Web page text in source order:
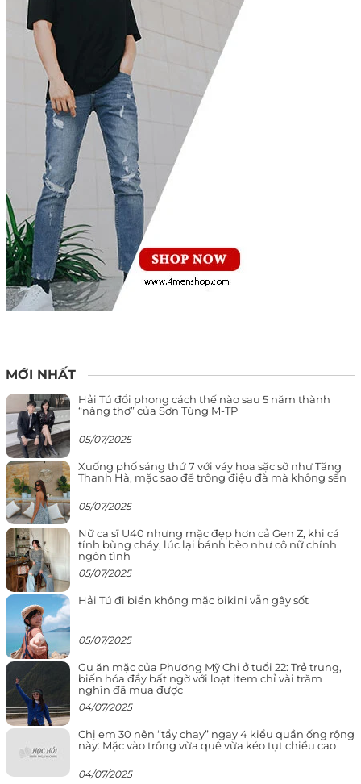
MỚI NHẤT
Hải Tú đổi phong cách thế nào sau 5 năm thành
“nàng thơ” của Sơn Tùng M-TP
05/07/2025
Xuống phố sáng thứ 7 với váy hoa sặc sỡ như Tăng
Thanh Hà, mặc sao để trông điệu đà mà không sến
05/07/2025
Nữ ca sĩ U40 nhưng mặc đẹp hơn cả Gen Z, khi cá
tính bùng cháy, lúc lại bánh bèo như cô nữ chính
ngôn tình
05/07/2025
Hải Tú đi biển không mặc bikini vẫn gây sốt
05/07/2025
Gu ăn mặc của Phương Mỹ Chi ở tuổi 22: Trẻ trung,
biến hóa đầy bất ngờ với loạt item chỉ vài trăm
nghìn đã mua được
04/07/2025
Chị em 30 nên “tẩy chay” ngay 4 kiểu quần ống rộng
này: Mặc vào trông vừa quê vừa kéo tụt chiều cao
04/07/2025